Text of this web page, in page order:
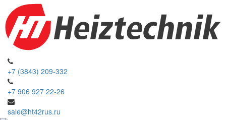
+7 (3843) 209-332
+7 906 927 22-26
sale@ht42rus.ru